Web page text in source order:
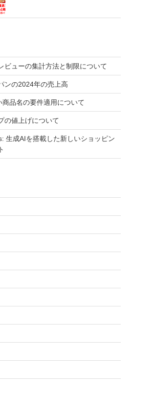
ビューの集計方法と制限について
ンの2024年の売上高
品名の要件適用について
の値上げについて
生成AIを搭載した新しいショッピン